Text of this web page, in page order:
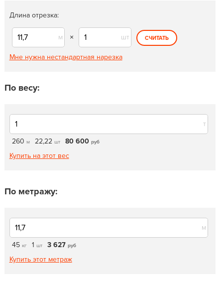
Длина отрезка:
м × шт СЧИТАТЬ
Мне нужна нестандартная нарезка
По весу:
т
260 м 22,22 шт 80 600 руб
Купить на этот вес
По метражу:
м
45 кг 1 шт 3 627 руб
Купить этот метраж